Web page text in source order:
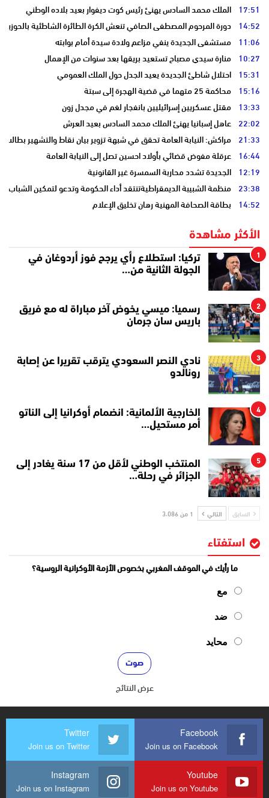
17:51 الملك محمد السادس يهنئ رئيس كوت ديفوار بعيد بلاده الوطني
14:52 دورة المرحوم المصطفى الصافي تنعش الكرة الطائرة الشاطئية بالحوزية
11:06 مستشفى الجديدة ينفي مزاعم ولادة سيدة أمام بوابته
10:27 منارة سيدي مصباح تستعيد بريقها بعد سنوات من الإهمال
15:31 احتلال شاطئ الجديدة يعيد الجدل حول الملك العمومي
15:16 محاكمة 25 متهما في قضية الهجرة إلى سبتة
13:33 مقتل عسكريين إسرائيليين بانفجار لغم في مجدل زون
22:02 عاهل إسبانيا يهنئ الملك محمد السادس بعيد العرش
21:33 مراكش: النيابة العامة تحقق في شبهة تزوير بيان نقاط والتشهير بطالب
16:44 عرقلة مفوض قضائي بأولاد احسين تصل إلى النيابة العامة
12:19 الجديدة تشدد محاربة السمسرة غير القانونية
23:38 منظمة الشبيبة الديمقراطيةتنتقد أداء الحكومة وتدعو لتمكين الشباب
14:52 بطاقة الصحافة المهنية رهان تخليق الإعلام
الأكثر مشاهدة
1
تركيا: استطلاع رأي يرجح فوز أردوغان في
الجولة الثانية من…
2
رسميا: ميسي يخوض آخر مباراة له مع فريق
باريس سان جرمان
3
نادي النصر السعودي يترقب تقريرا عن إصابة
رونالدو
4
الخارجية الألمانية: انضمام أوكرانيا إلى الناتو
أمر مستحيل…
5
المنتخب الوطني لأقل من 17 سنة يغادر إلى
الجزائر في رحلة…
السابق التالي 1 من 3٬086
استفتاء
ما رأيك في الموقف المغربي بخصوص الأزمة الأوكرانية الروسية؟
مع
ضد
محايد
عرض النتائج
Facebook
Join us on Facebook
Twitter
Join us on Twitter
Youtube
Join us on Youtube
Instagram
Join us on Instagram